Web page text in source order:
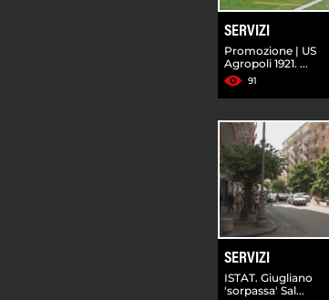
SERVIZI
Promozione | US
Agropoli 1921. ...
91
SERVIZI
ISTAT. Giugliano
'sorpassa' Sal...